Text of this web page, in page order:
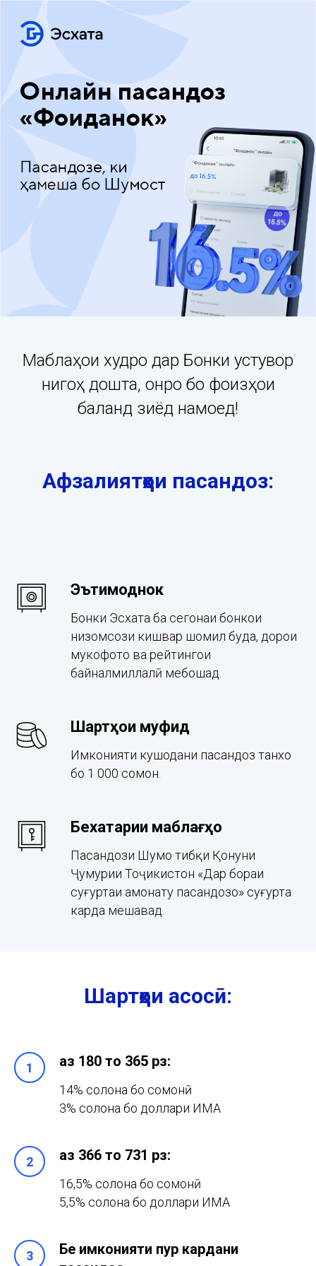
Маблағҳои худро дар Бонки устувор
нигоҳ дошта, онро бо фоизҳои
баланд зиёд намоед!
Афзалиятҳои пасандоз:
Эътимоднокӣ
Бонки Эсхата ба сегонаи бонкҳои
низомсози кишвар шомил буда, дорои
мукофотҳо ва рейтингҳои
байналмиллалӣ мебошад.
Шартҳои муфид
Имконияти кушодани пасандоз танхо
бо 1 000 сомонӣ.
Бехатарии маблағҳо
Пасандози Шумо тибқи Қонуни
Ҷумҳурии Тоҷикистон «Дар бораи
суғуртаи амонату пасандозҳо» суғурта
карда мешавад.
Шартҳои асосӣ:
аз 180 то 365 рӯз:
14% солона бо сомонӣ
3% солона бо доллари ИМА
аз 366 то 731 рӯз:
16,5% солона бо сомонӣ
5,5% солона бо доллари ИМА
Бе имконияти пур кардани